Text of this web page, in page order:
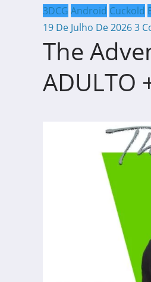
3DCG Android Cuckold
19 De Julho De 20263
The
ADULTO